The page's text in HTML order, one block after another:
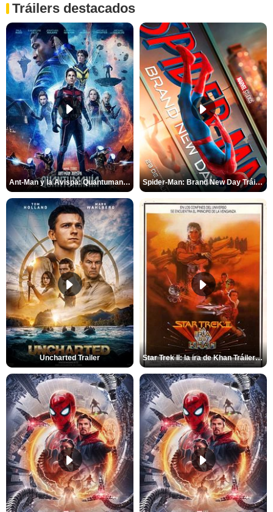
Tráilers destacados
Ant-Man y la Avispa: Quantumanía Tráiler (2) Spider-Man: Brand New Day Tráiler (3)
Uncharted Trailer Star Trek II: la ira de Khan Tráiler VO